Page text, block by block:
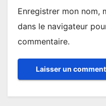
Enregistrer mon nom,
dans le navigateur
commentaire.